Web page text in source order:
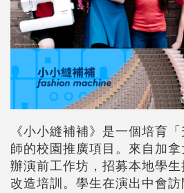
《小小縫補補》是一個培育
師的校園推廣項目。來自加
辦演前工作坊，招募本地學
改造培訓。學生在演出中會